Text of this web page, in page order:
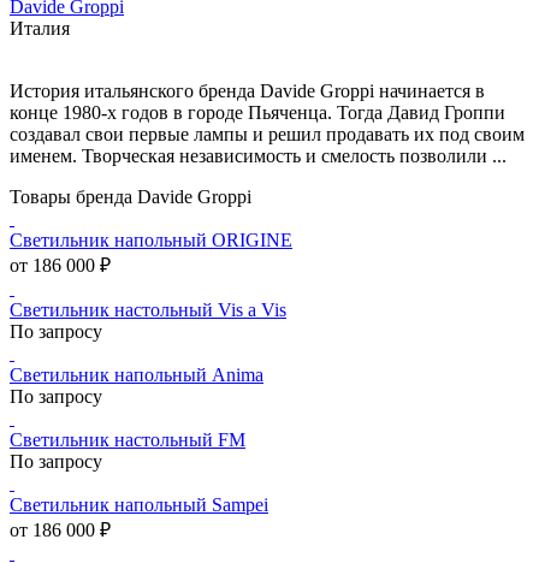
Davide Groppi
Италия
История итальянского бренда Davide Groppi начинается в
конце 1980-х годов в городе Пьяченца. Тогда Давид Гроппи
создавал свои первые лампы и решил продавать их под своим
именем. Творческая независимость и смелость позволили ...
Товары бренда Davide Groppi
Светильник напольный ORIGINE
от 186 000 ₽
Светильник настольный Vis a Vis
По запросу
Светильник напольный Anima
По запросу
Светильник настольный FM
По запросу
Светильник напольный Sampei
от 186 000 ₽